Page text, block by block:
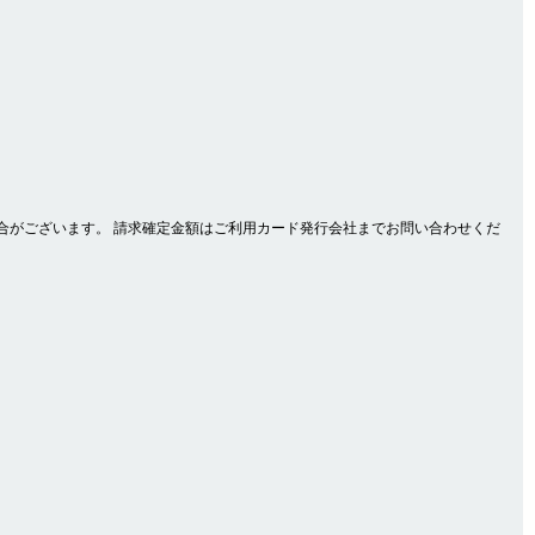
ございます。 請求確定金額はご利用カード発行会社までお問い合わせくだ